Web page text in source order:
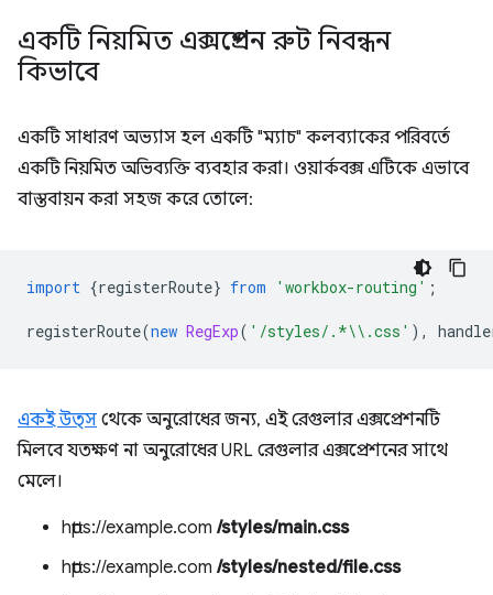
একটি নিয়মিত এক্সপ্রেশন রুট নিবন্ধন
কিভাবে
একটি সাধারণ অভ্যাস হল একটি "ম্যাচ" কলব্যাকের পরিবর্তে
একটি নিয়মিত অভিব্যক্তি ব্যবহার করা। ওয়ার্কবক্স এটিকে এভাবে
বাস্তবায়ন করা সহজ করে তোলে:
import {registerRoute} from 'workbox-routing' ;
registerRoute(new RegExp( '/styles/.*\\.css' ),
একই উত্স থেকে অনুরোধের জন্য, এই রেগুলার এক্সপ্রেশনটি
মিলবে যতক্ষণ না অনুরোধের URL রেগুলার এক্সপ্রেশনের সাথে
মেলে।
https://example.com /styles/main.css
https://example.com /styles/nested/file.css